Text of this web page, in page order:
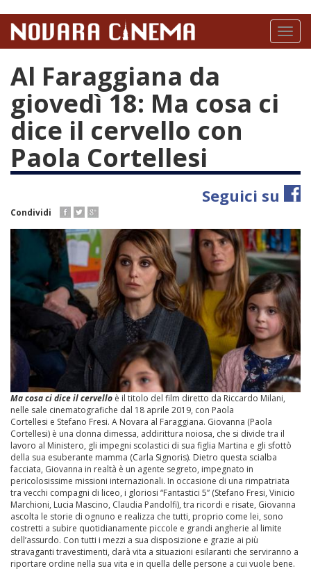
contenuto
Toggle
Al Faraggiana da
giovedì 18: Ma cosa ci
dice il cervello con
Paola Cortellesi
Seguici su
Condividi
Ma cosa ci dice il cervello è il titolo del film diretto da Riccardo Milani,
nelle sale cinematografiche dal 18 aprile 2019, con Paola
Cortellesi e Stefano Fresi. A Novara al Faraggiana. Giovanna (Paola
Cortellesi) è una donna dimessa, addirittura noiosa, che si divide tra il
lavoro al Ministero, gli impegni scolastici di sua figlia Martina e gli sfottò
della sua esuberante mamma (Carla Signoris). Dietro questa scialba
facciata, Giovanna in realtà è un agente segreto, impegnato in
pericolosissime missioni internazionali. In occasione di una rimpatriata
tra vecchi compagni di liceo, i gloriosi “Fantastici 5” (Stefano Fresi, Vinicio
Marchioni, Lucia Mascino, Claudia Pandolfi), tra ricordi e risate, Giovanna
ascolta le storie di ognuno e realizza che tutti, proprio come lei, sono
costretti a subire quotidianamente piccole e grandi angherie al limite
dell’assurdo. Con tutti i mezzi a sua disposizione e grazie ai più
stravaganti travestimenti, darà vita a situazioni esilaranti che serviranno a
riportare ordine nella sua vita e in quella delle persone a cui vuole bene.